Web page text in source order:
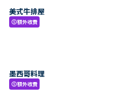
美式牛排屋
paid額外收費
墨西哥料理
paid額外收費